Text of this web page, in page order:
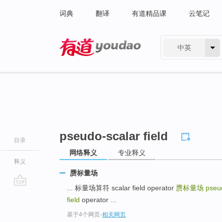
词典 翻译 有道精品课 云笔记
中英
目录
释义
pseudo-scalar field
网络释义 专业释义
赝标量场
... 标量场算符 scalar field operator 赝标量场
field operator ...
基于4个网页-相关网页